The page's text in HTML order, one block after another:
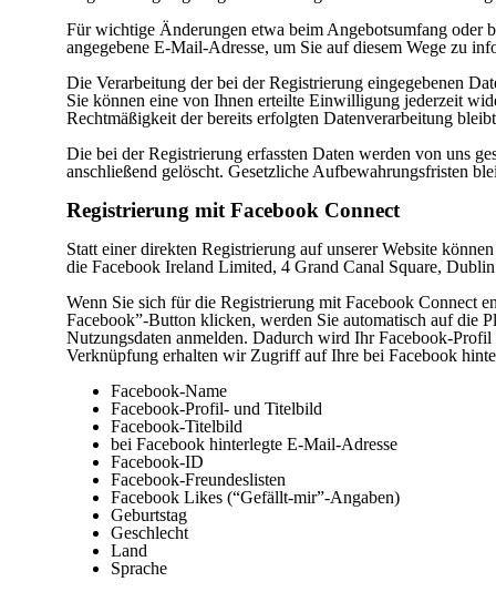
Für wichtige Änderungen etwa beim Angebotsumfang oder
angegebene E-Mail-Adresse, um Sie auf diesem Wege zu
Die Verarbeitung der bei der Registrierung eingegebenen
Sie können eine von Ihnen erteilte Einwilligung jederzeit
Rechtmäßigkeit der bereits erfolgten Datenverarbeitung
Die bei der Registrierung erfassten Daten werden von uns
anschließend gelöscht. Gesetzliche Aufbewahrungsfristen
Registrierung mit Facebook Connect
Statt einer direkten Registrierung auf unserer Website
die Facebook Ireland Limited, 4 Grand Canal Square,
Wenn Sie sich für die Registrierung mit Facebook Connect
Facebook”-Button klicken, werden Sie automatisch auf die
Nutzungsdaten anmelden. Dadurch wird Ihr Facebook-
Verknüpfung erhalten wir Zugriff auf Ihre bei Facebook
Facebook-Name
Facebook-Profil- und Titelbild
Facebook-Titelbild
bei Facebook hinterlegte E-Mail-Adresse
Facebook-ID
Facebook-Freundeslisten
Facebook Likes (“Gefällt-mir”-Angaben)
Geburtstag
Geschlecht
Land
Sprache